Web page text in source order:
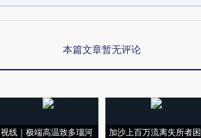
本篇文章暂无评论
视线｜极端高温致多瑙河
加沙上百万流离失所者困